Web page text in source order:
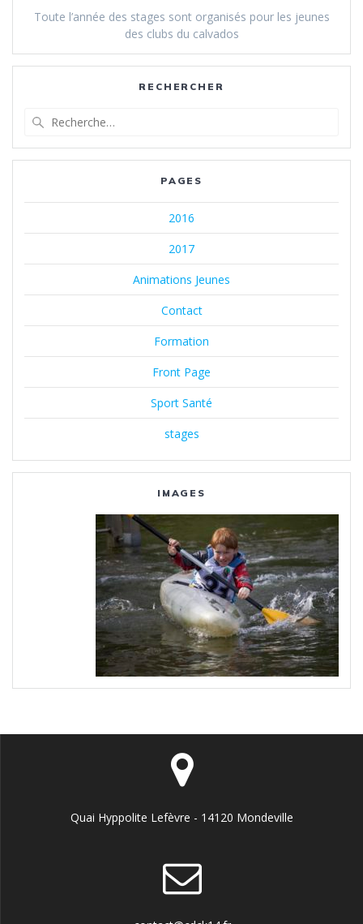
Toute l’année des stages sont organisés pour les jeunes
des clubs du calvados
RECHERCHER
:
PAGES
2016
2017
Animations Jeunes
Contact
Formation
Front Page
Sport Santé
stages
IMAGES
Quai Hyppolite Lefèvre - 14120 Mondeville